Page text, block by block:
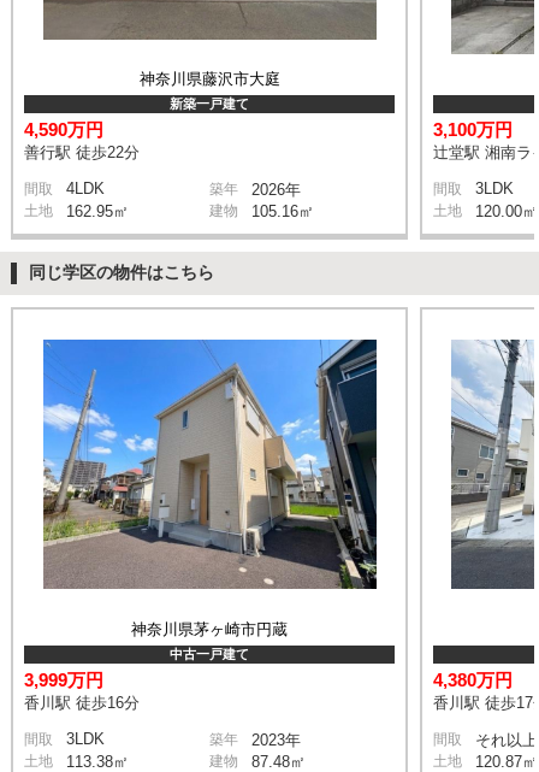
神奈川県藤沢市大庭
新築一戸建て
4,590万円
善行駅 徒歩22分
間取 4LDK 築年 2026年
土地 162.95㎡ 建物 105.16㎡
3,100万円
辻堂駅 湘南ラ
間取 3LDK
土地 120.00㎡
同じ学区の物件はこちら
神奈川県茅ヶ崎市円蔵
中古一戸建て
3,999万円
香川駅 徒歩16分
間取 3LDK 築年 2023年
土地 113.38㎡ 建物 87.48㎡
4,380万円
香川駅 徒歩17
間取 それ以上
土地 120.87㎡